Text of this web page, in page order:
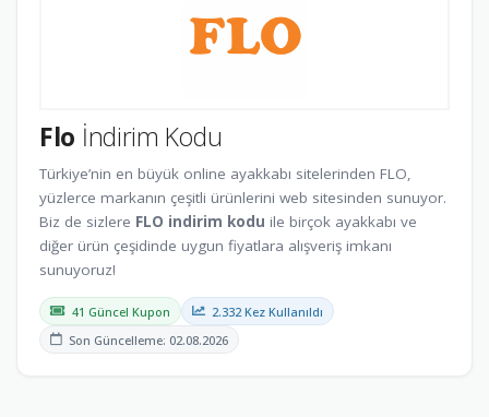
Flo İndirim Kodu
Türkiye’nin en büyük online ayakkabı sitelerinden FLO,
yüzlerce markanın çeşitli ürünlerini web sitesinden sunuyor.
Biz de sizlere FLO indirim kodu ile birçok ayakkabı ve
diğer ürün çeşidinde uygun fiyatlara alışveriş imkanı
sunuyoruz!
41 Güncel Kupon
2.332 Kez Kullanıldı
Son Güncelleme: 02.08.2026